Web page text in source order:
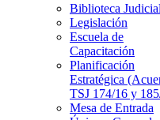
Biblioteca Judicial
Legislación
Escuela de
Capacitación
Planificación
Estratégica
TSJ 174/16 y
Mesa de Entrada